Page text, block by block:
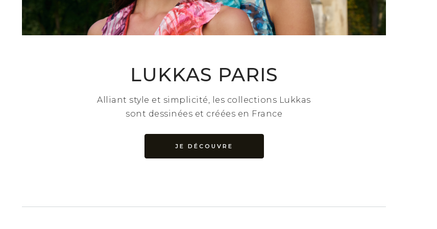
LUKKAS PARIS
Alliant style et simplicité, les collections Lukkas
sont dessinées et créées en France
JE DÉCOUVRE